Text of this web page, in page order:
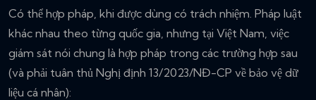
Có thể hợp pháp, khi được dùng có trách nhiệm. Pháp luật
khác nhau theo từng quốc gia, nhưng tại Việt Nam, việc
giám sát nói chung là hợp pháp trong các trường hợp sau
(và phải tuân thủ Nghị định 13/2023/NĐ-CP về bảo vệ dữ
liệu cá nhân):